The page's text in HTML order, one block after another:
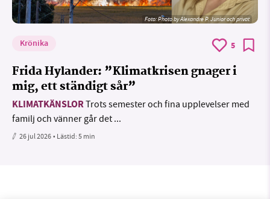
Foto:Photo by Alexandre P. Junior och privat
Krönika 5
Frida Hylander: ”Klimatkrisen gnager i
mig, ett ständigt sår”
KLIMATKÄNSLORTrots semester och fina upplevelser med
familj och vänner går det ...
26 jul 2026• Lästid:5 min